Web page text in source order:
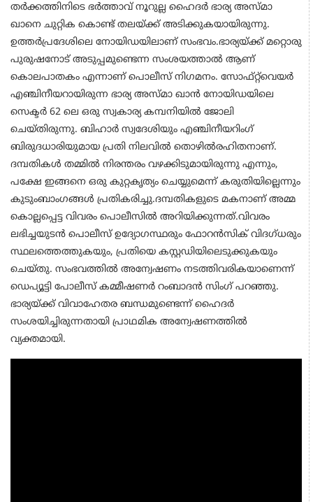
തർക്കത്തിനിടെ ഭർത്താവ് നൂറുല്ല ഹൈദർ ഭാര്യ അസ്മാ
ഖാനെ ചുറ്റിക കൊണ്ട് തലയ്ക്ക് അടിക്കുകയായിരുന്നു.
ഉത്തർപ്രദേശിലെ നോയിഡയിലാണ് സംഭവം.ഭാര്യയ്ക്ക് മറ്റൊരു
പുരുഷനോട് അടുപ്പമുണ്ടെന്ന സംശയത്താൽ ആണ്
കൊലപാതകം എന്നാണ് പൊലീസ് നിഗമനം. സോഫ്റ്റ്‌വെയർ
എഞ്ചിനീയറായിരുന്ന ഭാര്യ അസ്മാ ഖാൻ നോയിഡയിലെ
സെക്ടർ 62 ലെ ഒരു സ്വകാര്യ കമ്പനിയിൽ ജോലി
ചെയ്തിരുന്നു. ബിഹാർ സ്വദേശിയും എഞ്ചിനീയറിംഗ്
ബിരുദധാരിയുമായ പ്രതി നിലവിൽ തൊഴിൽരഹിതനാണ്.
ദമ്പതികൾ തമ്മിൽ നിരന്തരം വഴക്കിടുമായിരുന്നു എന്നും,
പക്ഷേ ഇങ്ങനെ ഒരു കുറ്റകൃത്യം ചെയ്യുമെന്ന് കരുതിയില്ലെന്നും
കുടുംബാംഗങ്ങൾ പ്രതികരിച്ചു.ദമ്പതികളുടെ മകനാണ് അമ്മ
കൊല്ലപ്പെട്ട വിവരം പൊലീസിൽ അറിയിക്കുന്നത്.വിവരം
ലഭിച്ചയുടൻ പൊലീസ് ഉദ്യോഗസ്ഥരും ഫോറൻസിക് വിദഗ്ധരും
സ്ഥലത്തെത്തുകയും, പ്രതിയെ കസ്റ്റഡിയിലെടുക്കുകയും
ചെയ്തു. സംഭവത്തിൽ അന്വേഷണം നടത്തിവരികയാണെന്ന്
ഡെപ്യൂട്ടി പോലീസ് കമ്മീഷണർ റംബാദൻ സിംഗ് പറഞ്ഞു.
ഭാര്യയ്ക്ക് വിവാഹേതര ബന്ധമുണ്ടെന്ന് ഹൈദർ
സംശയിച്ചിരുന്നതായി പ്രാഥമിക അന്വേഷണത്തിൽ
വ്യക്തമായി.